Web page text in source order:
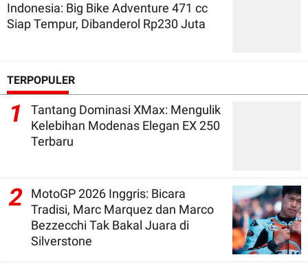
Indonesia: Big Bike Adventure 471 cc
Siap Tempur, Dibanderol Rp230 Juta
TERPOPULER
1
Tantang Dominasi XMax: Mengulik
Kelebihan Modenas Elegan EX 250
Terbaru
2
MotoGP 2026 Inggris: Bicara
Tradisi, Marc Marquez dan Marco
Bezzecchi Tak Bakal Juara di
Silverstone